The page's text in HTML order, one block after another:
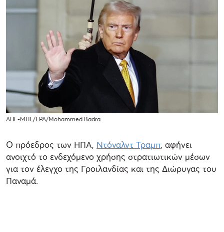
ΑΠΕ-ΜΠΕ/EPA/Mohammed Badra
Ο πρόεδρος των ΗΠΑ, Ντόναλντ Τραμπ, αφήνει
ανοιχτό το ενδεχόμενο χρήσης στρατιωτικών μέσων
για τον έλεγχο της Γροιλανδίας και της Διώρυγας του
Παναμά.